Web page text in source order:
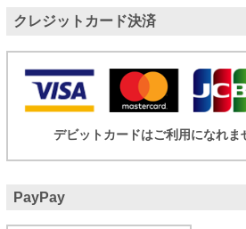
クレジットカード決済
デビットカードはご利用になれま
PayPay